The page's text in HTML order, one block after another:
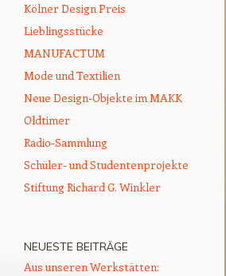
Kölner Design Preis
Lieblingsstücke
MANUFACTUM
Mode und Textilien
Neue Design-Objekte im MAKK
Oldtimer
Radio-Sammlung
Schüler- und Studentenprojekte
Stiftung Richard G. Winkler
NEUESTE BEITRÄGE
Aus unseren Werkstätten: